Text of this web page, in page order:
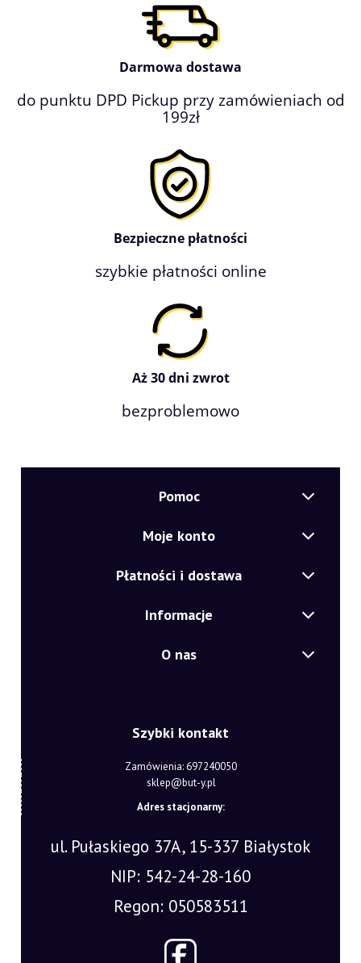
Darmowa dostawa
do punktu DPD Pickup przy zamówieniach od
199zł
Bezpieczne płatności
szybkie płatności online
Aż 30 dni zwrot
bezproblemowo
Pomoc
Moje konto
Płatności i dostawa
Informacje
O nas
Szybki kontakt
Zamówienia: 697240050
sklep@but-y.pl
Adres stacjonarny:
ul. Pułaskiego 37A, 15-337 Białystok
NIP: 542-24-28-160
Regon: 050583511